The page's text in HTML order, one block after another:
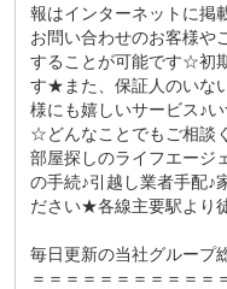
報はインターネットに掲
お問い合わせのお客様や
することが可能です☆初
す★また、保証人のいな
様にも嬉しいサービス♪
☆どんなことでもご相談
部屋探しのライフエージ
の手続♪引越し業者手配♪
ださい★各線主要駅より
毎日更新の当社グループ
＝＝＝＝＝＝＝＝＝＝＝